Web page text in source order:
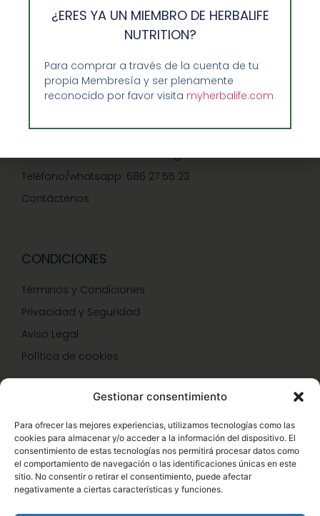
Gestionar consentimiento
Para ofrecer las mejores experiencias, utilizamos tecnologías como las
cookies para almacenar y/o acceder a la información del dispositivo. El
consentimiento de estas tecnologías nos permitirá procesar datos como
el comportamiento de navegación o las identificaciones únicas en este
sitio. No consentir o retirar el consentimiento, puede afectar
negativamente a ciertas características y funciones.
Sobre Nosotros y Herbalife
Ventajas de Comprar en Enformaherbal.com
GUIA RAPIDA Y AYUDA
Guía de Compra
Teléfono/whatsapp: 686 27 55 23
Contáctenos
CONDICIONES
Términos y Condiciones
Privacidad y Seguridad
Aviso Legal
Política de cookies
Hazte Miembro Herbalife
Consulta Nutrición Gratis
Descuentos Vip Herbalife
¿ERES YA UN MIEMBRO DE HERBALIFE
NUTRITION?
Para comprar a través de la cuenta de tu
propia Membresía y ser plenamente
reconocido por favor visita myherbalife.com